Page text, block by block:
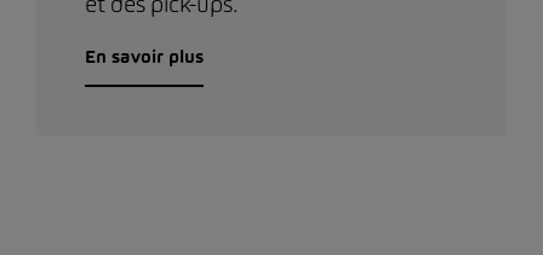
En savoir plus